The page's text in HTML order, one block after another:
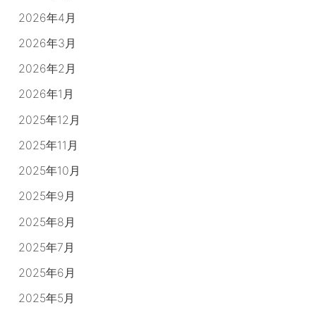
2026年4月
2026年3月
2026年2月
2026年1月
2025年12月
2025年11月
2025年10月
2025年9月
2025年8月
2025年7月
2025年6月
2025年5月